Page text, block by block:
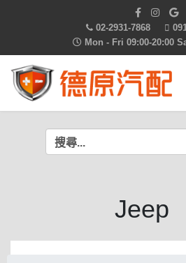
02-2931-7868
Mon - Fri 09:00-20:00
Jeep